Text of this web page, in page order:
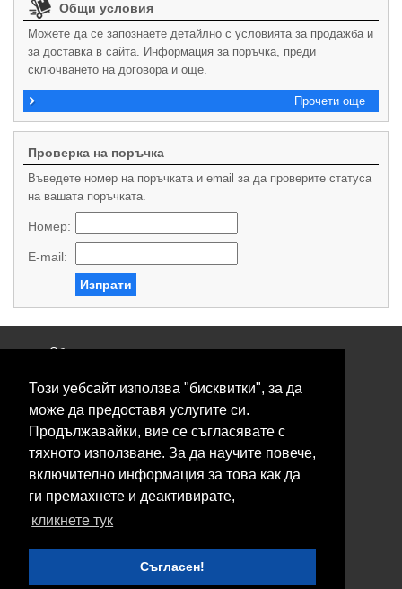
Този уебсайт използва "бисквитки", за да
може да предоставя услугите си.
Продължавайки, вие се съгласявате с
тяхното използване. За да научите повече,
включително информация за това как да
ги премахнете и деактивирате,
кликнете тук
Съгласен!
Общи условия
Можете да се запознаете детайлно с условията за продажба и
за доставка в сайта. Информация за поръчка, преди
сключването на договора и още.
Прочети още
Проверка на поръчка
Въведете номер на поръчката и email за да проверите статуса
на вашата поръчката.
Номер:
E-mail:
Изпрати
Общи условия
Свържете се с нас
Контакти
Нашите сервизи
Блог
© 2026 Fransizkup.bg всички права запазени
Изграждане и поддръжка от
Boby_fransizkup